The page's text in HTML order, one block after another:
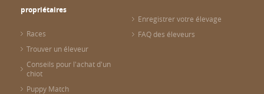
propriétaires
Races
Trouver un éleveur
Conseils pour l'achat d'un
chiot
Puppy Match
Enregistrer votre élevage
FAQ des éleveurs